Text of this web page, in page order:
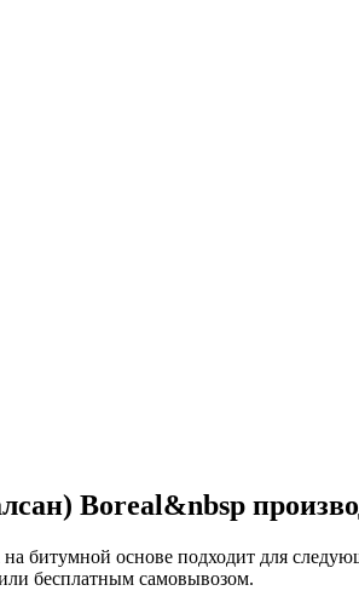
Boreal&nbsp
битумной основе подходит для
бесплатным самовывозом.